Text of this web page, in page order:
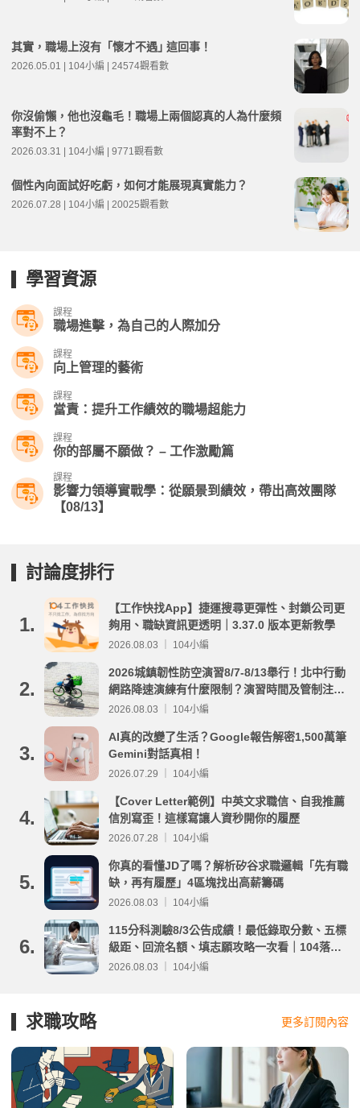
其實，職場上沒有「懷才不遇｣ 這回事！
2026.05.01 | 104小編 | 24574觀看數
你沒偷懶，他也沒龜毛！職場上兩個認真的人為什麼頻
率對不上？
2026.03.31 | 104小編 | 9771觀看數
個性內向面試好吃虧，如何才能展現真實能力？
2026.07.28 | 104小編 | 20025觀看數
學習資源
課程
職場進擊，為自己的人際加分
課程
向上管理的藝術
課程
當責：提升工作績效的職場超能力
課程
你的部屬不願做？ – 工作激勵篇
課程
影響力領導實戰學：從願景到績效，帶出高效團隊
【08/13】
討論度排行
1.
【工作快找App】捷運搜尋更彈性、封鎖公司更
夠用、職缺資訊更透明｜3.37.0 版本更新教學
2026.08.03 ｜ 104小編
2.
2026城鎮韌性防空演習8/7-8/13舉行！北中行動
網路降速演練有什麼限制？演習時間及管制注意
事項整理
2026.08.03 ｜ 104小編
3.
AI真的改變了生活？Google報告解密1,500萬筆
Gemini對話真相！
2026.07.29 ｜ 104小編
4.
【Cover Letter範例】中英文求職信、自我推薦
信別寫歪！這樣寫讓人資秒開你的履歷
2026.07.28 ｜ 104小編
5.
你真的看懂JD了嗎？解析矽谷求職邏輯「先有職
缺，再有履歷」4區塊找出高薪籌碼
2026.08.03 ｜ 104小編
6.
115分科測驗8/3公告成績！最低錄取分數、五標
級距、回流名額、填志願攻略一次看｜104落點
分析
2026.08.03 ｜ 104小編
求職攻略 更多訂閱內容